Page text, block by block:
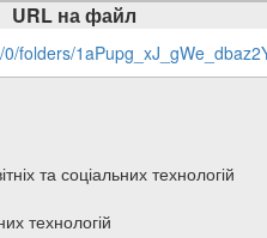
URL на файл
folders/
та соціальних технологій
технологій